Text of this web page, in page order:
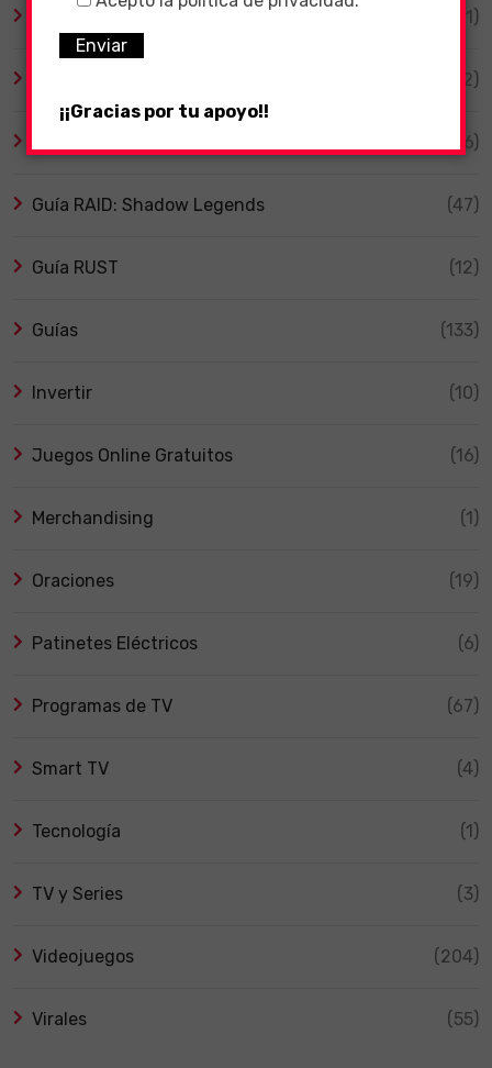
(1)
(52)
(6)
Guía RAID: Shadow Legends (47)
Guía RUST (12)
Guías (133)
Invertir (10)
Juegos Online Gratuitos (16)
Merchandising (1)
Oraciones (19)
Patinetes Eléctricos (6)
Programas de TV (67)
Smart TV (4)
Tecnología (1)
TV y Series (3)
Videojuegos (204)
Virales (55)
¡¡Gracias por tu apoyo!!